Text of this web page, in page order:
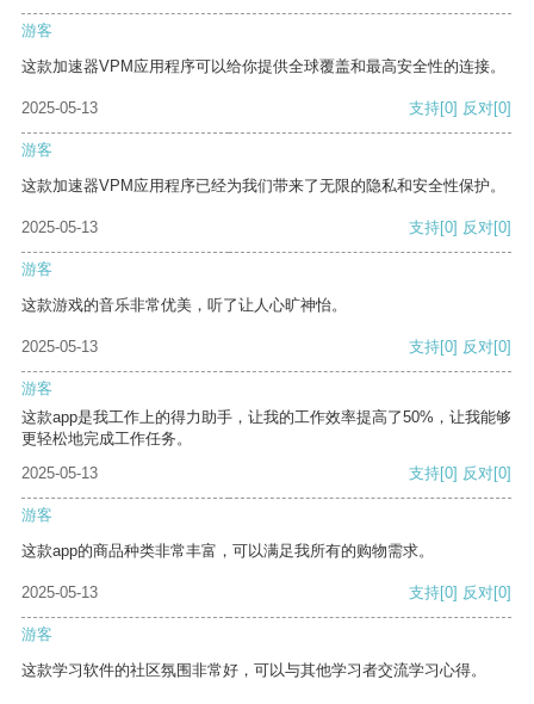
游客
这款加速器VPM应用程序可以给你提供全球覆盖和最高安全性的连接。
2025-05-13 支持[0] 反对[0]
游客
这款加速器VPM应用程序已经为我们带来了无限的隐私和安全性保护。
2025-05-13 支持[0] 反对[0]
游客
这款游戏的音乐非常优美，听了让人心旷神怡。
2025-05-13 支持[0] 反对[0]
游客
这款app是我工作上的得力助手，让我的工作效率提高了50%，让我能够
更轻松地完成工作任务。
2025-05-13
支持[0] 反对[0]
游客
这款app的商品种类非常丰富，可以满足我所有的购物需求。
2025-05-13 支持[0] 反对[0]
游客
这款学习软件的社区氛围非常好，可以与其他学习者交流学习心得。